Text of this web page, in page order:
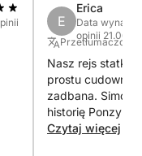
E
Erica
Data
opinii
Przetłumaczone
Nasz rejs
prostu cudowny!
zadbana.
historię Ponzy i
ukryte skarby
Czytaj więcej